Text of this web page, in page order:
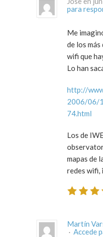
para
Me
de los
wifi que
Lo han
http://
2006/06/
74.html
Los de
mapas de
redes wifi,
Martín
· Accede